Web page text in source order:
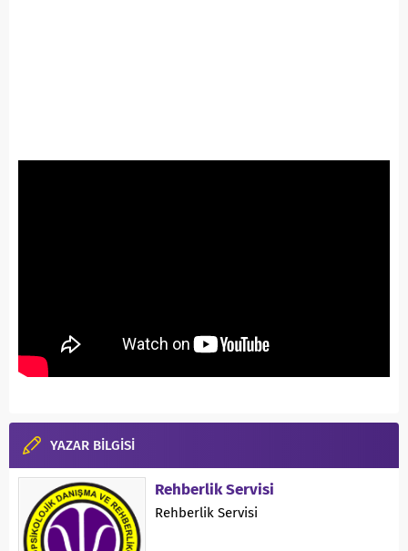
YAZAR BİLGİSİ
Rehberlik Servisi
Rehberlik Servisi